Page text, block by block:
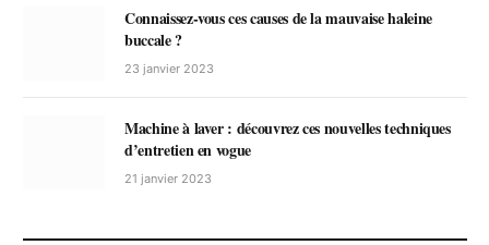
Connaissez-vous ces causes de la mauvaise haleine
buccale ?
23 janvier 2023
Machine à laver : découvrez ces nouvelles techniques
d’entretien en vogue
21 janvier 2023